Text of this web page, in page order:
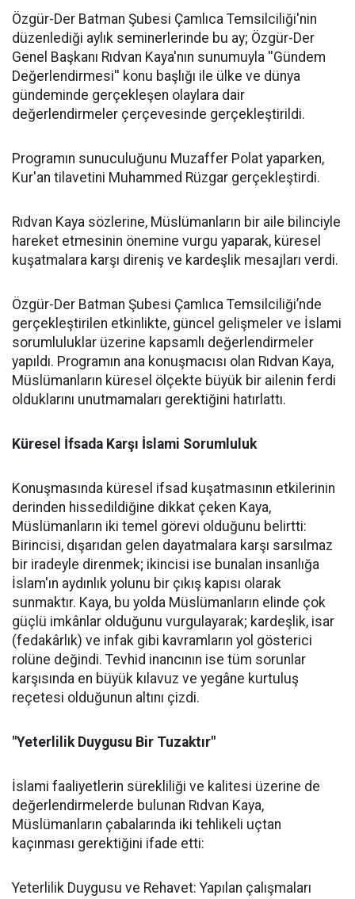
​Özgür-Der Batman Şubesi Çamlıca Temsilciliği'nin
düzenlediği aylık seminerlerinde bu ay; Özgür-Der
Genel Başkanı Rıdvan Kaya'nın sunumuyla ''Gündem
Değerlendirmesi'' konu başlığı ile ülke ve dünya
gündeminde gerçekleşen olaylara dair
değerlendirmeler çerçevesinde gerçekleştirildi.
Programın sunuculuğunu Muzaffer Polat yaparken,
Kur'an tilavetini Muhammed Rüzgar gerçekleştirdi.
Rıdvan Kaya sözlerine, Müslümanların bir aile bilinciyle
hareket etmesinin önemine vurgu yaparak, küresel
kuşatmalara karşı direniş ve kardeşlik mesajları verdi.
Özgür-Der Batman Şubesi Çamlıca Temsilciliği’nde
gerçekleştirilen etkinlikte, güncel gelişmeler ve İslami
sorumluluklar üzerine kapsamlı değerlendirmeler
yapıldı. Programın ana konuşmacısı olan Rıdvan Kaya,
Müslümanların küresel ölçekte büyük bir ailenin ferdi
olduklarını unutmamaları gerektiğini hatırlattı.
Küresel İfsada Karşı İslami Sorumluluk
Konuşmasında küresel ifsad kuşatmasının etkilerinin
derinden hissedildiğine dikkat çeken Kaya,
Müslümanların iki temel görevi olduğunu belirtti:
Birincisi, dışarıdan gelen dayatmalara karşı sarsılmaz
bir iradeyle direnmek; ikincisi ise bunalan insanlığa
İslam'ın aydınlık yolunu bir çıkış kapısı olarak
sunmaktır. Kaya, bu yolda Müslümanların elinde çok
güçlü imkânlar olduğunu vurgulayarak; kardeşlik, isar
(fedakârlık) ve infak gibi kavramların yol gösterici
rolüne değindi. Tevhid inancının ise tüm sorunlar
karşısında en büyük kılavuz ve yegâne kurtuluş
reçetesi olduğunun altını çizdi.
"Yeterlilik Duygusu Bir Tuzaktır"
İslami faaliyetlerin sürekliliği ve kalitesi üzerine de
değerlendirmelerde bulunan Rıdvan Kaya,
Müslümanların çabalarında iki tehlikeli uçtan
kaçınması gerektiğini ifade etti:
Yeterlilik Duygusu ve Rehavet: Yapılan çalışmaları